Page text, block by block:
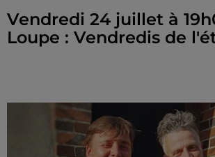
Vendredi 24 juillet à
Loupe : Vendredis de